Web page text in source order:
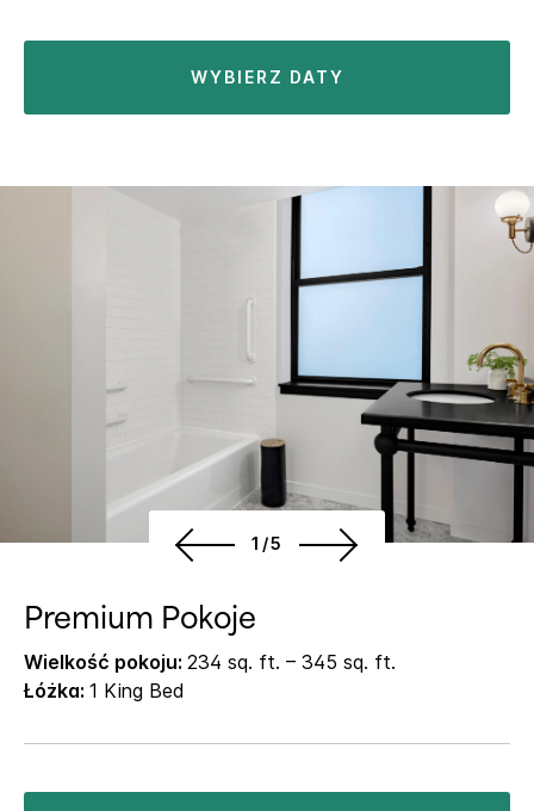
WYBIERZ DATY
1/5
Premium Pokoje
Wielkość pokoju: 234 sq. ft. – 345 sq. ft.
Łóżka: 1 King Bed